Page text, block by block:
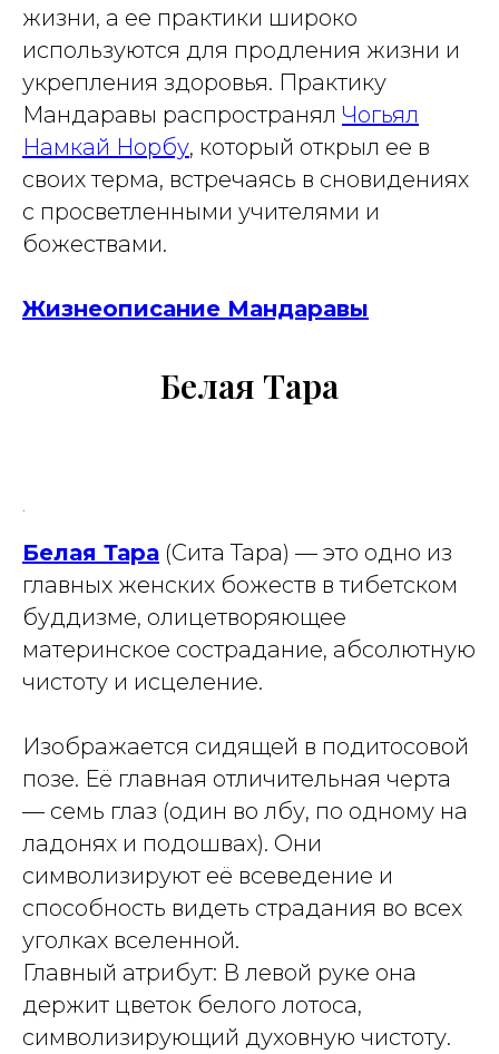
жизни, а ее практики широко
используются для продления жизни и
укрепления здоровья. Практику
Мандаравы распространял Чогьял
Намкай Норбу, который открыл ее в
своих терма, встречаясь в сновидениях
с просветленными учителями и
божествами.
Жизнеописание Мандаравы
Белая Тара
Белая Тара (Сита Тара) — это одно из
главных женских божеств в тибетском
буддизме, олицетворяющее
материнское сострадание, абсолютную
чистоту и исцеление.
Изображается сидящей в подитосовой
позе. Её главная отличительная черта
— семь глаз (один во лбу, по одному на
ладонях и подошвах). Они
символизируют её всеведение и
способность видеть страдания во всех
уголках вселенной.
Главный атрибут: В левой руке она
держит цветок белого лотоса,
символизирующий духовную чистоту.